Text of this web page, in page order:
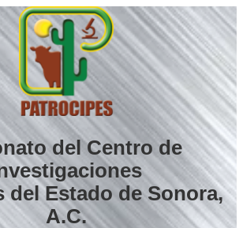
del Centro de
del Estado de Sonora,
A.C.